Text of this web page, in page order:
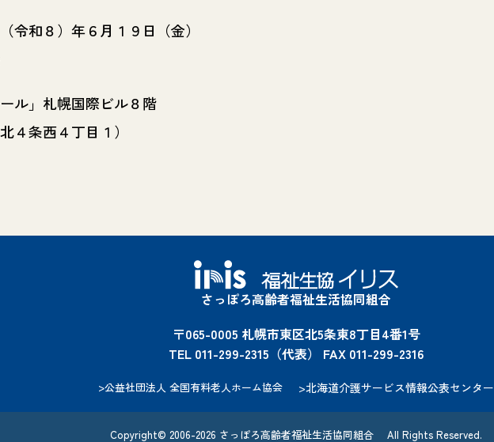
令和８）年６月１９日（金）
ル」札幌国際ビル８階
４条西４丁目１）
さっぽろ高齢者福祉生活協同組合
〒065-0005 札幌市東区北5条東8丁目4番1号
TEL 011-299-2315（代表） FAX 011-299-2316
>公益社団法人 全国有料老人ホーム協会 >北海道介護サービス情報公表センター
Copyright© 2006-2026 さっぽろ高齢者福祉生活協同組合 All Rights Reserved.